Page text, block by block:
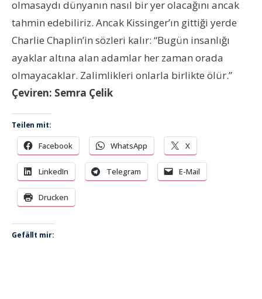
olmasaydı dünyanın nasıl bir yer olacağını ancak
tahmin edebiliriz. Ancak Kissinger’ın gittiği yerde
Charlie Chaplin’in sözleri kalır: “Bugün insanlığı
ayaklar altına alan adamlar her zaman orada
olmayacaklar. Zalimlikleri onlarla birlikte ölür.”
Çeviren: Semra Çelik
Teilen mit:
Facebook WhatsApp X
LinkedIn Telegram E-Mail
Drucken
Gefällt mir: